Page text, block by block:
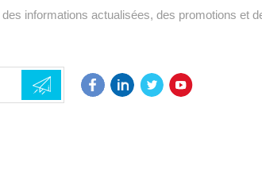
informations actualisées, des promotions et